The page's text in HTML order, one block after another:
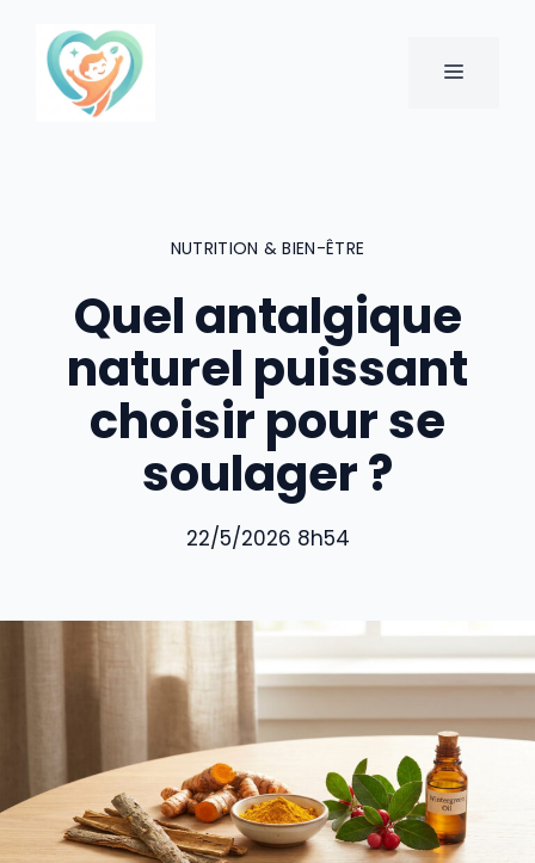
contenu
MENU
NUTRITION & BIEN-ÊTRE
Quel antalgique
naturel puissant
choisir pour se
soulager ?
22/5/2026 8h54